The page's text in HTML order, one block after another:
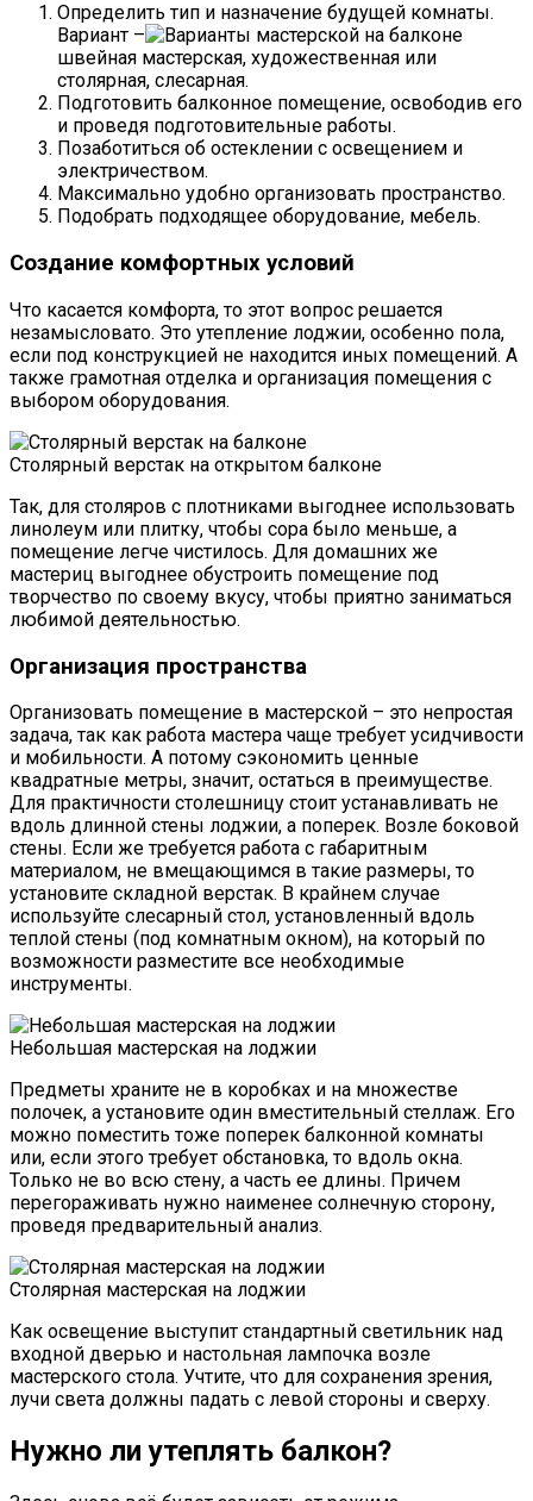
Определить тип и назначение будущей комнаты.
Вариант –
швейная мастерская, художественная или
столярная, слесарная.
Подготовить балконное помещение, освободив его
и проведя подготовительные работы.
Позаботиться об остеклении с освещением и
электричеством.
Максимально удобно организовать пространство.
Подобрать подходящее оборудование, мебель.
Создание комфортных условий
Что касается комфорта, то этот вопрос решается
незамысловато. Это утепление лоджии, особенно пола,
если под конструкцией не находится иных помещений. А
также грамотная отделка и организация помещения с
выбором оборудования.
Столярный верстак на открытом балконе
Так, для столяров с плотниками выгоднее использовать
линолеум или плитку, чтобы сора было меньше, а
помещение легче чистилось. Для домашних же
мастериц выгоднее обустроить помещение под
творчество по своему вкусу, чтобы приятно заниматься
любимой деятельностью.
Организация пространства
Организовать помещение в мастерской – это непростая
задача, так как работа мастера чаще требует усидчивости
и мобильности. А потому сэкономить ценные
квадратные метры, значит, остаться в преимуществе.
Для практичности столешницу стоит устанавливать не
вдоль длинной стены лоджии, а поперек. Возле боковой
стены. Если же требуется работа с габаритным
материалом, не вмещающимся в такие размеры, то
установите складной верстак. В крайнем случае
используйте слесарный стол, установленный вдоль
теплой стены (под комнатным окном), на который по
возможности разместите все необходимые
инструменты.
Небольшая мастерская на лоджии
Предметы храните не в коробках и на множестве
полочек, а установите один вместительный стеллаж. Его
можно поместить тоже поперек балконной комнаты
или, если этого требует обстановка, то вдоль окна.
Только не во всю стену, а часть ее длины. Причем
перегораживать нужно наименее солнечную сторону,
проведя предварительный анализ.
Столярная мастерская на лоджии
Как освещение выступит стандартный светильник над
входной дверью и настольная лампочка возле
мастерского стола. Учтите, что для сохранения зрения,
лучи света должны падать с левой стороны и сверху.
Нужно ли утеплять балкон?